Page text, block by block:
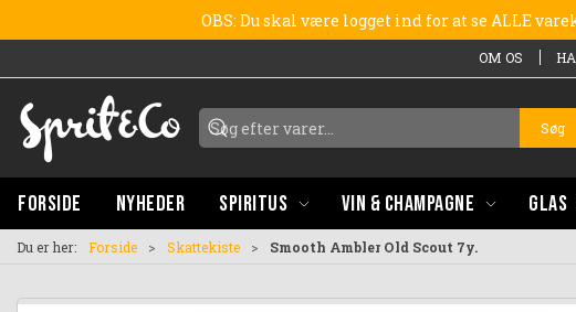
OBS: Du skal være logget ind for at se ALLE
OM OS
Søg
FORSIDE NYHEDER SPIRITUS VIN & CHAMPAGNE GLAS
Du er her: Forside Skattekiste Smooth Ambler Old Scout 7y.